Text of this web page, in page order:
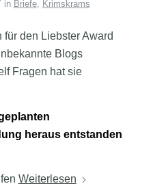
in Briefe, Krimskrams
für den Liebster Award
Blogs
Fragen hat sie
heraus entstanden
Weiterlesen